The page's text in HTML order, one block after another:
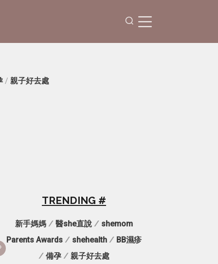
/ 親子好去處
TRENDING #
新手媽媽 / 醫she直說 / shemom
Parents Awards / shehealth / BB濕疹
/ 備孕 / 親子好去處